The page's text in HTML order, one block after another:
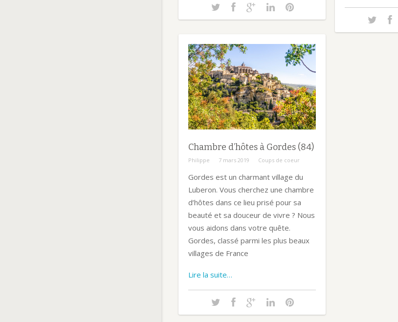
Chambre d’hôtes à Gordes (84)
Philippe 7 mars 2019 Coups de coeur
Gordes est un charmant village du
Luberon. Vous cherchez une chambre
d’hôtes dans ce lieu prisé pour sa
beauté et sa douceur de vivre ? Nous
vous aidons dans votre quête.
Gordes, classé parmi les plus beaux
villages de France
Lire la suite…